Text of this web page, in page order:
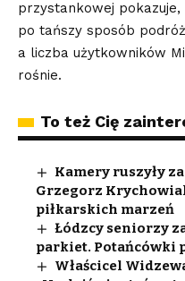
przystankowej pokazuje,
po tańszy sposób
a liczba użytkowników
rośnie.
To też Cię
Kamery ruszyły
Grzegorz
piłkarskich marzeń
Łódzcy seniorzy
parkiet. Potańcówki
Właścicel